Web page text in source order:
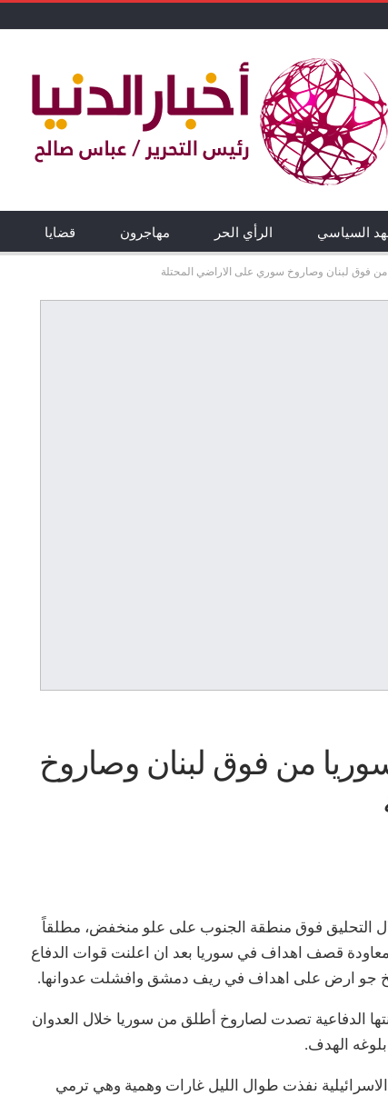
السياسي الرأي الحر مهاجرون قضايا
فوق لبنان وصاروخ سوري على الاراضي المحتلة
من فوق لبنان وصاروخ
التحليق فوق منطقة الجنوب على علو منخفض، مطلقاً
معاودة قصف اهداف في سوريا بعد ان اعلنت قوات الدفاع
الدفاعية تصدت لصاروخ أطلق من سوريا خلال العدوان
الهدف.
نفذت طوال الليل غارات وهمية وهي ترمي